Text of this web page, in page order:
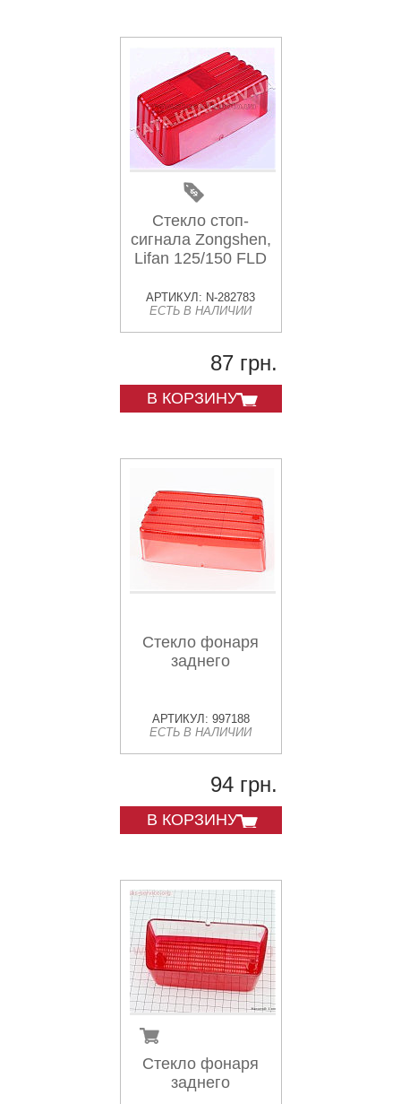
Стекло стоп-
сигнала Zongshen,
Lifan 125/150 FLD
АРТИКУЛ: N-282783
ЕСТЬ В НАЛИЧИИ
87 грн.
В КОРЗИНУ
Стекло фонаря
заднего
АРТИКУЛ: 997188
ЕСТЬ В НАЛИЧИИ
94 грн.
В КОРЗИНУ
Стекло фонаря
заднего